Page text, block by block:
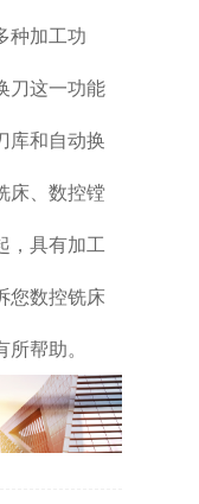
种加工功
刀这一功能
库和自动换
床、数控镗
，具有加工
您数控铣床
帮助。